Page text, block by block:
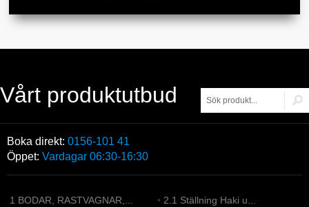
Vårt produktutbud
Boka direkt: 0156-101 41
Öppet: Vardagar 06:30-16:30
1 BODAR, RASTVAGNAR,...
• 2.1 Ställning Haki u...